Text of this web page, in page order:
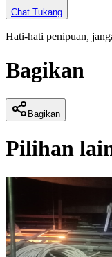
Chat Tukang
Hati-hati penipuan,
Bagikan
Bagikan
Pilihan